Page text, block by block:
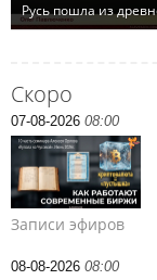
Скоро
07-08-2026 08:00
Записи эфиров
08-08-2026 08:00